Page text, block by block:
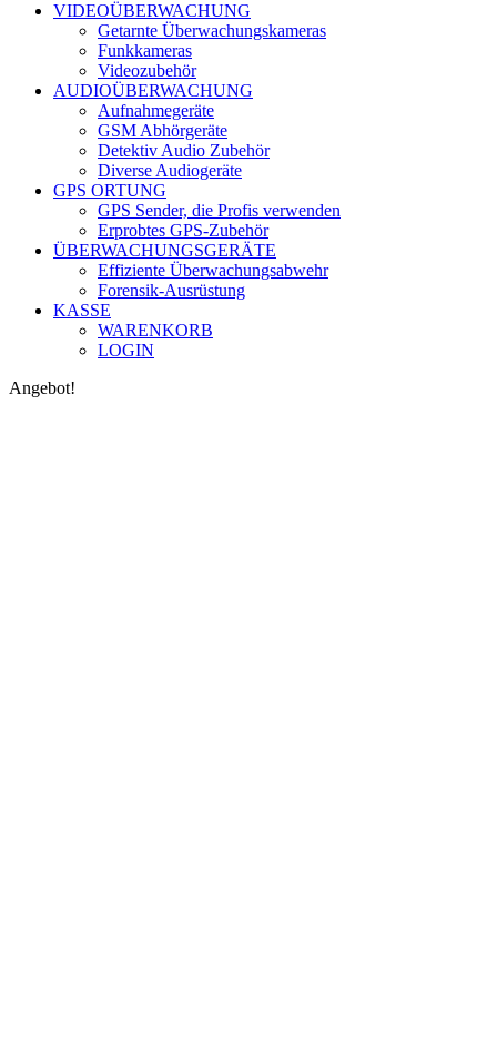
VIDEOÜBERWACHUNG
Getarnte Überwachungskameras
Funkkameras
Videozubehör
AUDIOÜBERWACHUNG
Aufnahmegeräte
GSM Abhörgeräte
Detektiv Audio Zubehör
Diverse Audiogeräte
GPS ORTUNG
GPS Sender, die Profis verwenden
Erprobtes GPS-Zubehör
ÜBERWACHUNGSGERÄTE
Effiziente Überwachungsabwehr
Forensik-Ausrüstung
KASSE
WARENKORB
LOGIN
Angebot!